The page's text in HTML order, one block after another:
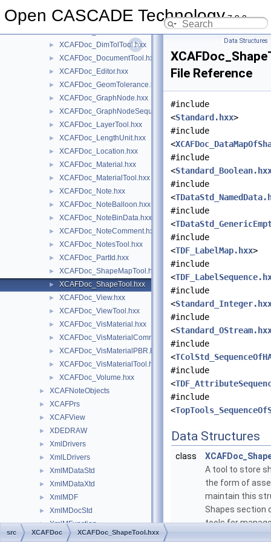
Open CASCADE Technology7.9.0
► XCAFDoc_Dimension.hxx
► XCAFDoc_DimTolTool.hxx
► XCAFDoc_DocumentTool.hxx
► XCAFDoc_Editor.hxx
► XCAFDoc_GeomTolerance.hxx
► XCAFDoc_GraphNode.hxx
► XCAFDoc_GraphNodeSequence.hxx
► XCAFDoc_LayerTool.hxx
► XCAFDoc_LengthUnit.hxx
► XCAFDoc_Location.hxx
► XCAFDoc_Material.hxx
► XCAFDoc_MaterialTool.hxx
► XCAFDoc_Note.hxx
► XCAFDoc_NoteBalloon.hxx
► XCAFDoc_NoteBinData.hxx
► XCAFDoc_NoteComment.hxx
► XCAFDoc_NotesTool.hxx
► XCAFDoc_PartId.hxx
► XCAFDoc_ShapeMapTool.hxx
► XCAFDoc_ShapeTool.hxx
► XCAFDoc_View.hxx
► XCAFDoc_ViewTool.hxx
► XCAFDoc_VisMaterial.hxx
► XCAFDoc_VisMaterialCommon.hxx
► XCAFDoc_VisMaterialPBR.hxx
► XCAFDoc_VisMaterialTool.hxx
► XCAFDoc_Volume.hxx
► XCAFNoteObjects
► XCAFPrs
► XCAFView
► XDEDRAW
► XmlDrivers
► XmlLDrivers
► XmlMDataStd
► XmlMDataXtd
► XmlMDF
► XmlMDocStd
► XmlMFunction
► XmlMNaming
Data Structures
File Reference
#include
<Standard.hxx>
#include
<
#include
<
#include
<
#include
<
#include
<TDF_LabelMap.hxx>
#include
<
#include
<
#include
<
#include
<
#include
<
#include
<
Data Structures
class
A tool to store
the form of
maintain this
Shapes section
tools for
src XCAFDoc XCAFDoc_ShapeTool.hxx